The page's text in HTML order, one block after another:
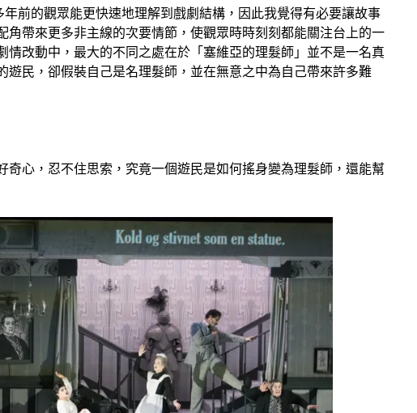
前的觀眾能更快速地理解到戲劇結構，因此我覺得有必要讓故事
角帶來更多非主線的次要情節，使觀眾時時刻刻都能關注台上的一
情改動中，最大的不同之處在於「塞維亞的理髮師」並不是一名真
遊民，卻假裝自己是名理髮師，並在無意之中為自己帶來許多難
奇心，忍不住思索，究竟一個遊民是如何搖身變為理髮師，還能幫